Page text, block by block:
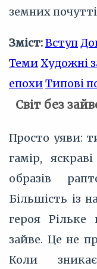
земних
Зміст:Вступ
ТемиХудожні
епохиТипові
Світ без
Просто уяви:
гамір,
образів
Більшість із
героя Рільке
зайве. Це не
Коли